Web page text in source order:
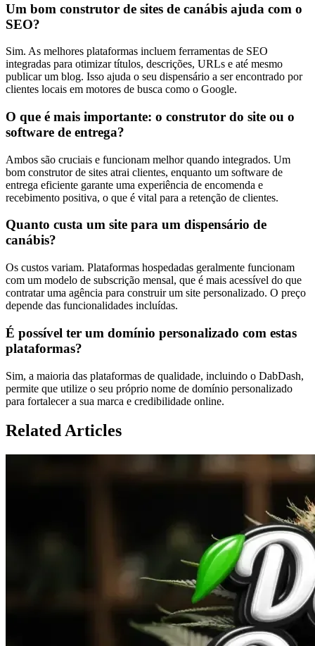
Um bom construtor de sites de canábis ajuda com o
SEO?
Sim. As melhores plataformas incluem ferramentas de SEO
integradas para otimizar títulos, descrições, URLs e até mesmo
publicar um blog. Isso ajuda o seu dispensário a ser encontrado por
clientes locais em motores de busca como o Google.
O que é mais importante: o construtor do site ou o
software de entrega?
Ambos são cruciais e funcionam melhor quando integrados. Um
bom construtor de sites atrai clientes, enquanto um software de
entrega eficiente garante uma experiência de encomenda e
recebimento positiva, o que é vital para a retenção de clientes.
Quanto custa um site para um dispensário de
canábis?
Os custos variam. Plataformas hospedadas geralmente funcionam
com um modelo de subscrição mensal, que é mais acessível do que
contratar uma agência para construir um site personalizado. O preço
depende das funcionalidades incluídas.
É possível ter um domínio personalizado com estas
plataformas?
Sim, a maioria das plataformas de qualidade, incluindo o DabDash,
permite que utilize o seu próprio nome de domínio personalizado
para fortalecer a sua marca e credibilidade online.
Related Articles